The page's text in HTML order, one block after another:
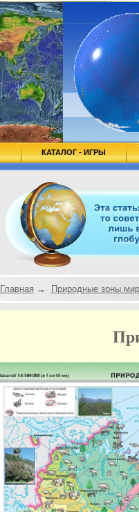
КАТАЛОГ - ИГРЫ
Главная → Природные зоны